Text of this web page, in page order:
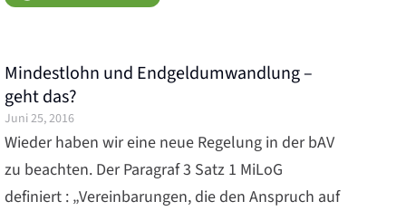
Mindestlohn und Endgeldumwandlung –
geht das?
Juni 25, 2016
Wieder haben wir eine neue Regelung in der bAV
zu beachten. Der Paragraf 3 Satz 1 MiLoG
definiert : „Vereinbarungen, die den Anspruch auf